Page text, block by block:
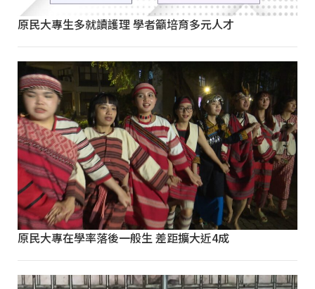
原民大專生多就讀護理 學者籲培育多元人才
原民大專在學率落後一般生 差距擴大近4成